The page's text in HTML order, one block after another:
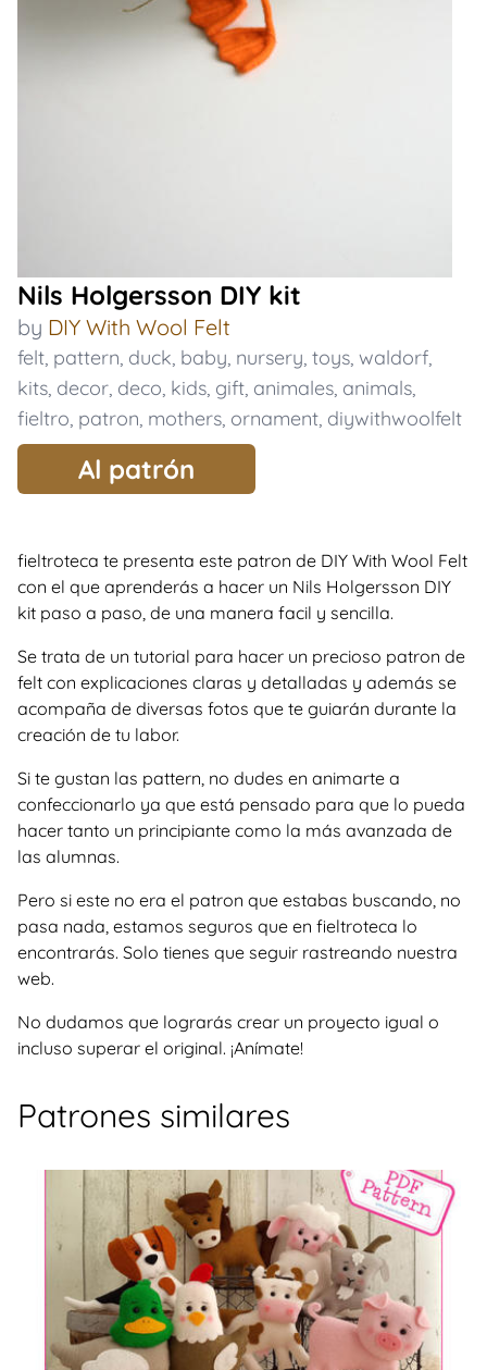
Nils Holgersson DIY kit
by DIY With Wool Felt
felt, pattern, duck, baby, nursery, toys, waldorf,
kits, decor, deco, kids, gift, animales, animals,
fieltro, patron, mothers, ornament, diywithwoolfelt
Al patrón
fieltroteca te presenta este patron de DIY With Wool Felt
con el que aprenderás a hacer un Nils Holgersson DIY
kit paso a paso, de una manera facil y sencilla.
Se trata de un tutorial para hacer un precioso patron de
felt con explicaciones claras y detalladas y además se
acompaña de diversas fotos que te guiarán durante la
creación de tu labor.
Si te gustan las pattern, no dudes en animarte a
confeccionarlo ya que está pensado para que lo pueda
hacer tanto un principiante como la más avanzada de
las alumnas.
Pero si este no era el patron que estabas buscando, no
pasa nada, estamos seguros que en fieltroteca lo
encontrarás. Solo tienes que seguir rastreando nuestra
web.
No dudamos que lograrás crear un proyecto igual o
incluso superar el original. ¡Anímate!
Patrones similares